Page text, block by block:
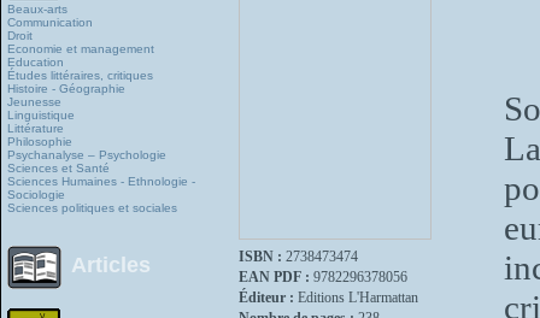
Beaux-arts
Communication
Droit
Economie et management
Education
Études littéraires, critiques
Histoire - Géographie
Jeunesse
Linguistique
Littérature
Philosophie
Psychanalyse – Psychologie
Sciences et Santé
Sciences Humaines - Ethnologie -
Sociologie
Sciences politiques et sociales
Articles ISBN : 2738473474
EAN PDF : 9782296378056
Éditeur : Editions L'Harmattan